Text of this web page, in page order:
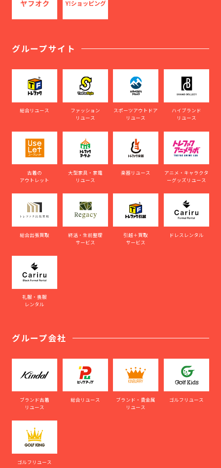
グループサイト
総合リユース
ファッション
リユース
スポーツアウトドア
リユース
ハイブランド
リユース
古着の
アウトレット
大型家具・家電
リユース
楽器リユース
アニメ・キャラクタ
ーグッズリユース
総合出張買取
終活・生前整理
サービス
引越＋買取
サービス
ドレスレンタル
礼服・喪服
レンタル
グループ会社
ブランド古着
リユース
総合リユース
ブランド・貴金属
リユース
ゴルフリユース
ゴルフリユース